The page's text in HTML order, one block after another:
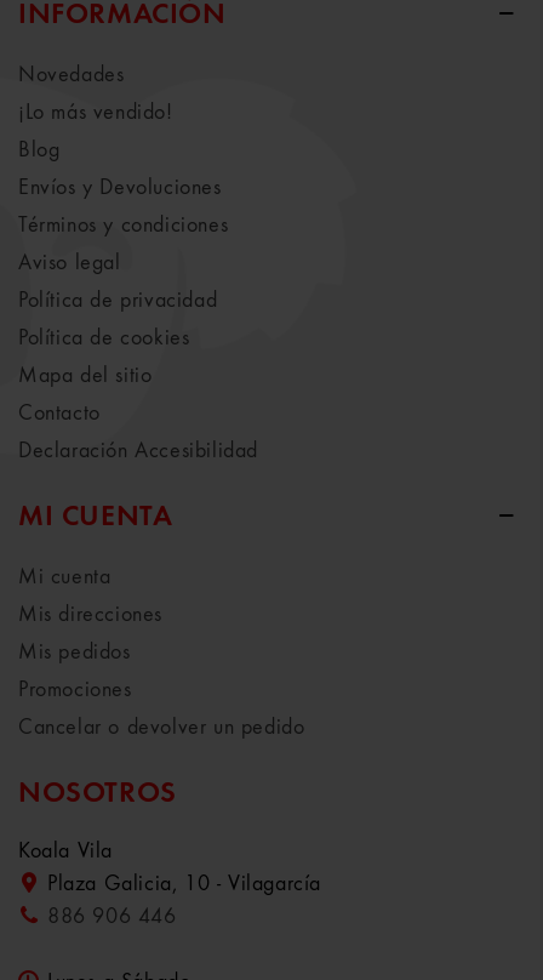
INFORMACIÓN
Novedades
¡Lo más vendido!
Blog
Envíos y Devoluciones
Términos y condiciones
Aviso legal
Política de privacidad
Política de cookies
Mapa del sitio
Contacto
Declaración Accesibilidad
MI CUENTA
Mi cuenta
Mis direcciones
Mis pedidos
Promociones
Cancelar o devolver un pedido
NOSOTROS
Koala Vila
Plaza Galicia, 10 - Vilagarcía
886 906 446